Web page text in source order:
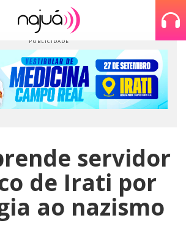
servidor
de Irati por
ao nazismo